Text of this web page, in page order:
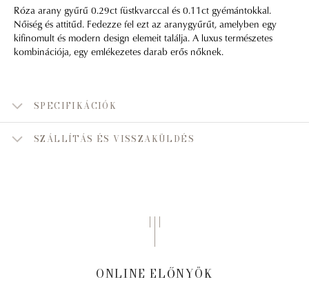
Róza arany gyűrű 0.29ct füstkvarccal és 0.11ct gyémántokkal.
Nőiség és attitűd. Fedezze fel ezt az aranygyűrűt, amelyben egy
kifinomult és modern design elemeit találja. A luxus természetes
kombinációja, egy emlékezetes darab erős nőknek.
SPECIFIKÁCIÓK
SZÁLLÍTÁS ÉS VISSZAKÜLDÉS
ONLINE ELŐNYÖK